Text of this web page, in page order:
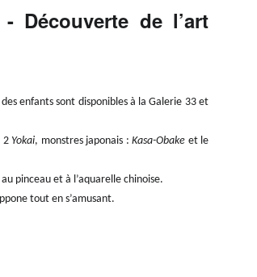
- Découverte de l’art
enfants sont disponibles à la Galerie 33 et
2 Yokai, monstres japonais :Kasa-Obake et le
pinceau et à l’aquarelle chinoise.
tout en s’amusant.